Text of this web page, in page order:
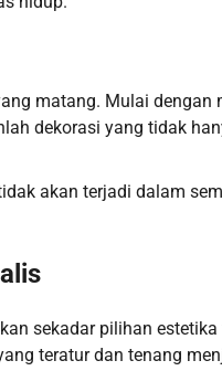
matang. Mulai dengan
dekorasi yang tidak
akan terjadi dalam
sekadar pilihan
teratur dan tenang